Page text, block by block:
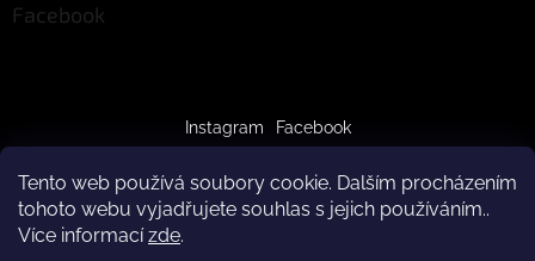
Tento web používá soubory cookie. Dalším procházením
tohoto webu vyjadřujete souhlas s jejich používáním..
Více informacízde.
Facebook
Instagram Facebook